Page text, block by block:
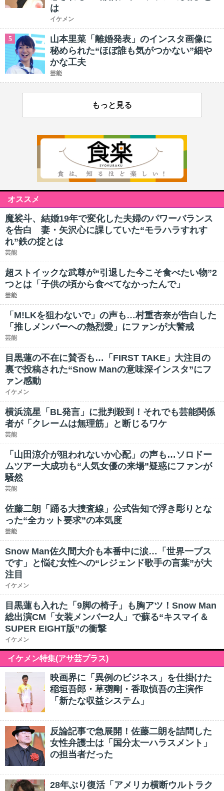
は
イケメン
5
山本里菜「離婚発表」のインスタ画像に
秘められた“ほぼ誰も気がつかない”細や
かな工夫
芸能
もっと見る
オススメ
魔裟斗、結婚19年で変化した夫婦のパワーバランス
を告白 妻・矢沢心に課していた“モラハラすれす
れ”鉄の掟とは
芸能
超ストイックな武尊が“引退した今こそ食べたい物”2
つとは「子供の頃から食べてなかったんで」
芸能
「M!LKを狙わないで」の声も…村重杏奈が告白した
「推しメンバーへの熱烈愛」にファンが大警戒
芸能
目黒蓮の不在に賛否も…「FIRST TAKE」大注目の
裏で投稿された“Snow Manの意味深インスタ”にフ
ァン感動
イケメン
横浜流星「BL発言」に批判殺到！それでも芸能関係
者が「クレームは無理筋」と断じるワケ
芸能
「山田涼介が狙われないか心配」の声も…ソロドー
ムツアー大成功も“人気女優の来場”疑惑にファンが
騒然
芸能
佐藤二朗「踊る大捜査線」公式告知で浮き彫りとな
った“全カット要求”の本気度
芸能
Snow Man佐久間大介も本番中に涙…「世界一ブス
です」と悩む女性への“レジェンド歌手の言葉”が大
注目
イケメン
目黒蓮も入れた「9脚の椅子」も胸アツ！Snow Man
総出演CM「女装メンバー2人」で蘇る“キスマイ＆
SUPER EIGHT版”の衝撃
イケメン
イケメン特集(アサ芸プラス)
映画界に「異例のビジネス」を仕掛けた
稲垣吾郎・草彅剛・香取慎吾の主演作
「新たな収益システム」
反論記事で急展開！佐藤二朗を詰問した
女性弁護士は「国分太一ハラスメント」
の担当者だった
28年ぶり復活「アメリカ横断ウルトラク